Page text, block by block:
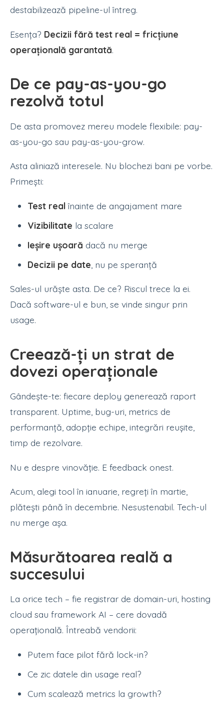
destabilizează pipeline-ul întreg.
Esența? Decizii fără test real = fricțiune
operațională garantată.
De ce pay-as-you-go
rezolvă totul
De asta promovez mereu modele flexibile: pay-
as-you-go sau pay-as-you-grow.
Asta aliniază interesele. Nu blochezi bani pe vorbe.
Primești:
Test real înainte de angajament mare
Vizibilitate la scalare
Ieșire ușoară dacă nu merge
Decizii pe date , nu pe speranță
Sales-ul urăște asta. De ce? Riscul trece la ei.
Dacă software-ul e bun, se vinde singur prin
usage.
Creează-ți un strat de
dovezi operaționale
Gândește-te: fiecare deploy generează raport
transparent. Uptime, bug-uri, metrics de
performanță, adopție echipe, integrări reușite,
timp de rezolvare.
Nu e despre vinovăție. E feedback onest.
Acum, alegi tool în ianuarie, regreți în martie,
plătești până în decembrie. Nesustenabil. Tech-ul
nu merge așa.
Măsurătoarea reală a
succesului
La orice tech – fie registrar de domain-uri, hosting
cloud sau framework AI – cere dovadă
operațională. Întreabă vendorii:
Putem face pilot fără lock-in?
Ce zic datele din usage real?
Cum scalează metrics la growth?